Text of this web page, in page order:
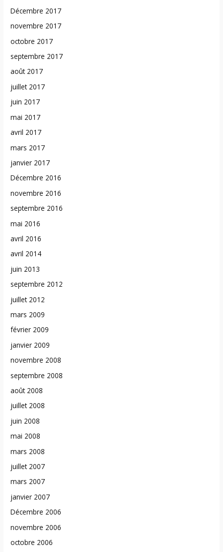
Décembre 2017
novembre 2017
octobre 2017
septembre 2017
août 2017
juillet 2017
juin 2017
mai 2017
avril 2017
mars 2017
janvier 2017
Décembre 2016
novembre 2016
septembre 2016
mai 2016
avril 2016
avril 2014
juin 2013
septembre 2012
juillet 2012
mars 2009
février 2009
janvier 2009
novembre 2008
septembre 2008
août 2008
juillet 2008
juin 2008
mai 2008
mars 2008
juillet 2007
mars 2007
janvier 2007
Décembre 2006
novembre 2006
octobre 2006